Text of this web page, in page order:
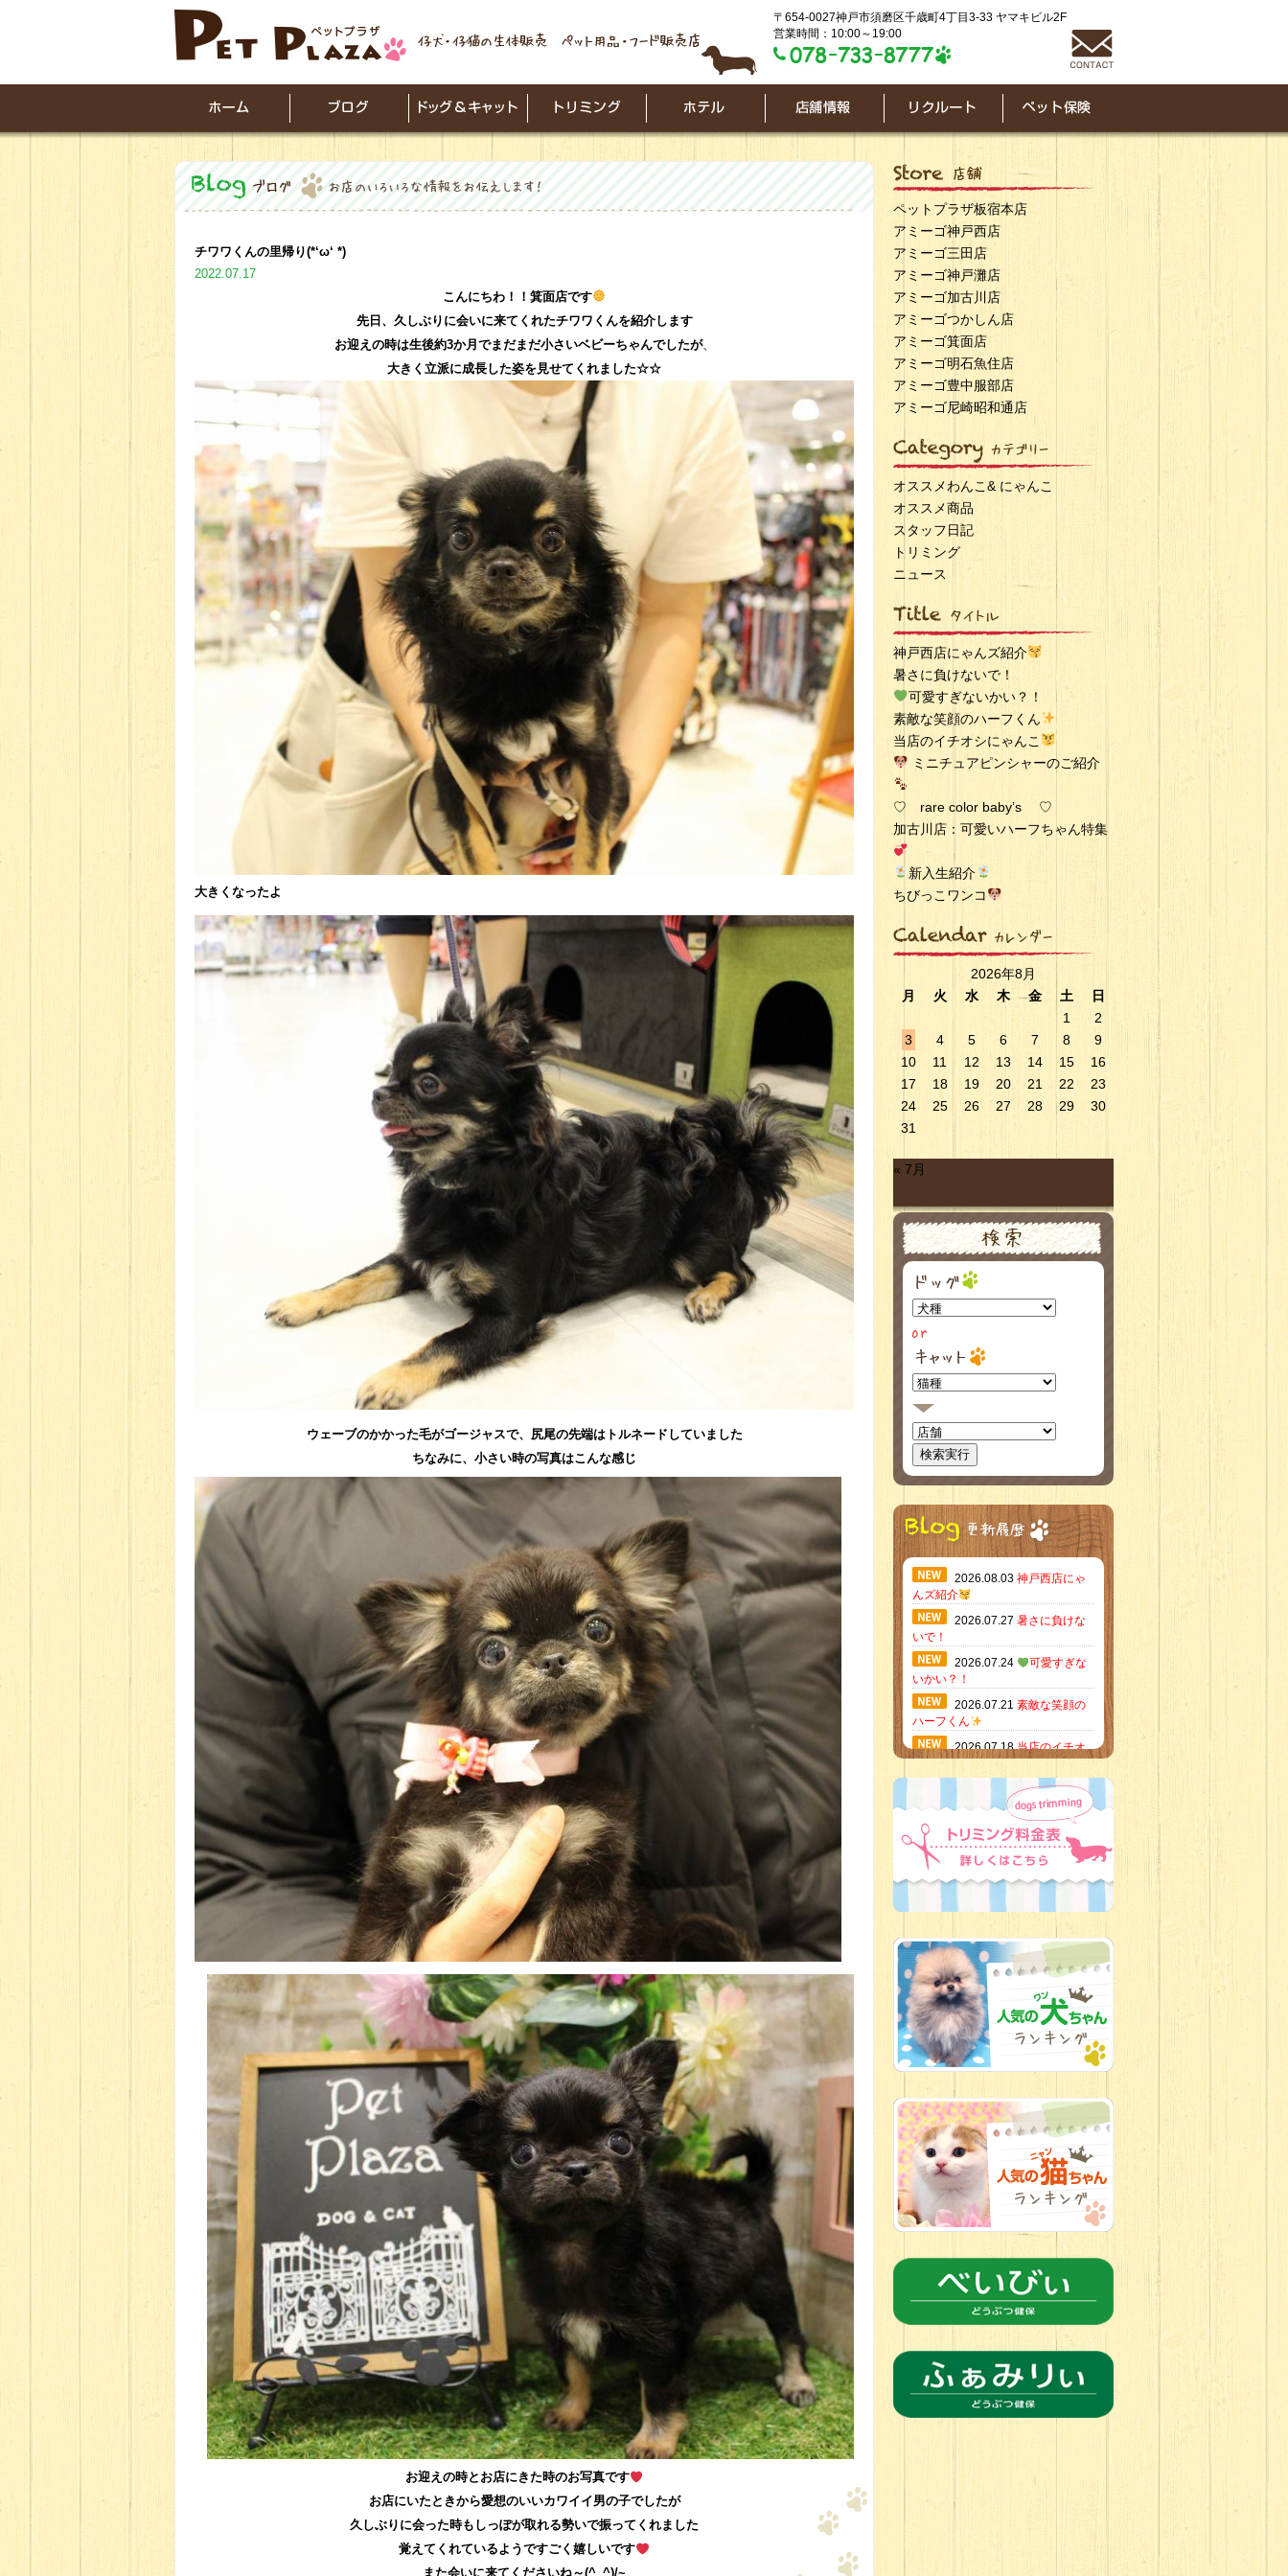
〒654-0027神戸市須磨区千歳町4丁目3-33 ヤマキビル2F
営業時間：10:00～19:00
チワワくんの里帰り(*‘ω‘ *)
2022.07.17
こんにちわ！！箕面店です
先日、久しぶりに会いに来てくれたチワワくんを紹介します
お迎えの時は生後約3か月でまだまだ小さいベビーちゃんでしたが、
大きく立派に成長した姿を見せてくれました☆☆
大きくなったよ
ウェーブのかかった毛がゴージャスで、尻尾の先端はトルネードしていました
ちなみに、小さい時の写真はこんな感じ
お迎えの時とお店にきた時のお写真です
お店にいたときから愛想のいいカワイイ男の子でしたが
久しぶりに会った時もしっぽが取れる勢いで振ってくれました
覚えてくれているようですごく嬉しいです
また会いに来てくださいね～(^_^)/~
ペットプラザ板宿本店
アミーゴ神戸西店
アミーゴ三田店
アミーゴ神戸灘店
アミーゴ加古川店
アミーゴつかしん店
アミーゴ箕面店
アミーゴ明石魚住店
アミーゴ豊中服部店
アミーゴ尼崎昭和通店
オススメわんこ& にゃんこ
オススメ商品
スタッフ日記
トリミング
ニュース
神戸西店にゃんズ紹介
暑さに負けないで！
可愛すぎないかい？！
素敵な笑顔のハーフくん
当店のイチオシにゃんこ
ミニチュアピンシャーのご紹介
♡ rare color baby’s ♡
加古川店：可愛いハーフちゃん特集
新入生紹介
ちびっこワンコ
2026年8月
月
火 水 木 金 土
日
1
2
3
4 5 6 7 8
9
10
11 12 13 14 15
16
17
18 19 20 21 22
23
24
25 26 27 28 29
30
31
« 7月
2026.08.03 神戸西店にゃ
んズ紹介
2026.07.27 暑さに負けな
いで！
2026.07.24
可愛すぎな
いかい？！
2026.07.21 素敵な笑顔の
ハーフくん
2026.07.18当店のイチオ
ミニチュア
ピンシャーのご紹介
2026.07.12♡ rare color
baby’s ♡
2026.07.06 新入生紹介
2026.07.03ちびっこワン
コ
2026.07.01
ダラダラな猫
スタッフ
2026.06.27新入生
2026.06.24
2026.06.21
転入生のご紹
介(*ﾉωﾉ)
2026.06.18
チョコカラー
にキュン
チワワの女の子